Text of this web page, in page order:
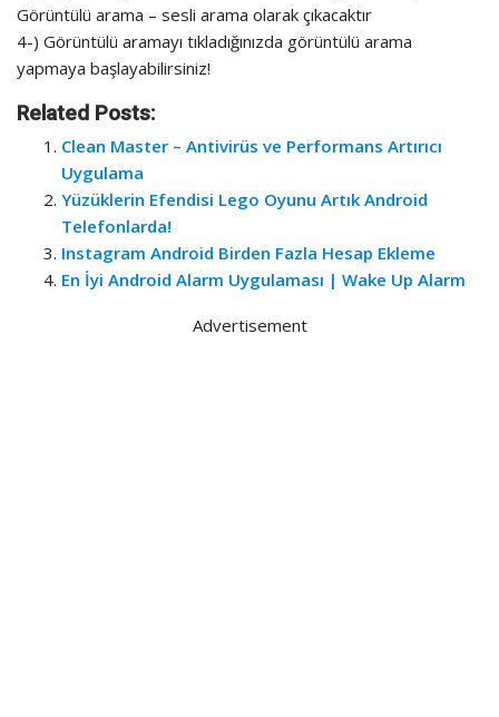
Görüntülü arama – sesli arama olarak çıkacaktır
4-) Görüntülü aramayı tıkladığınızda görüntülü arama
yapmaya başlayabilirsiniz!
Related Posts:
Clean Master – Antivirüs ve Performans Artırıcı
Uygulama
Yüzüklerin Efendisi Lego Oyunu Artık Android
Telefonlarda!
Instagram Android Birden Fazla Hesap Ekleme
En İyi Android Alarm Uygulaması | Wake Up Alarm
Advertisement